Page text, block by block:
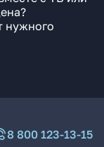
нужного
8 800 123-13-15